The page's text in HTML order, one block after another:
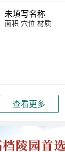
未填写名称
面积 穴位 材质
查看更多